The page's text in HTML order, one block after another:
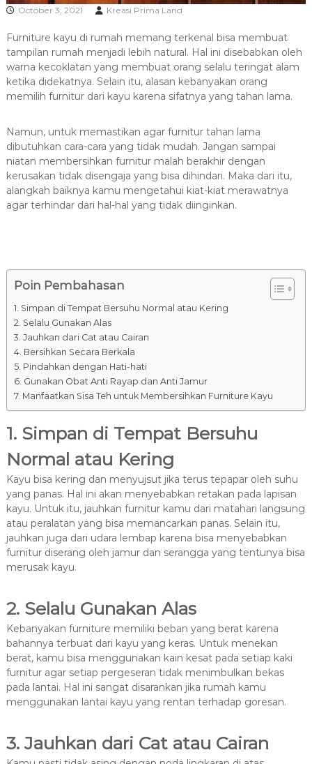
October 3, 2021 Kreasi Prima Land
Furniture kayu di rumah memang terkenal bisa membuat
tampilan rumah menjadi lebih natural. Hal ini disebabkan oleh
warna kecoklatan yang membuat orang selalu teringat alam
ketika didekatnya. Selain itu, alasan kebanyakan orang
memilih furnitur dari kayu karena sifatnya yang tahan lama.
Namun, untuk memastikan agar furnitur tahan lama
dibutuhkan cara-cara yang tidak mudah. Jangan sampai
niatan membersihkan furnitur malah berakhir dengan
kerusakan tidak disengaja yang bisa dihindari. Maka dari itu,
alangkah baiknya kamu mengetahui kiat-kiat merawatnya
agar terhindar dari hal-hal yang tidak diinginkan.
Poin Pembahasan
1. Simpan di Tempat Bersuhu Normal atau Kering
2. Selalu Gunakan Alas
3. Jauhkan dari Cat atau Cairan
4. Bersihkan Secara Berkala
5. Pindahkan dengan Hati-hati
6. Gunakan Obat Anti Rayap dan Anti Jamur
7. Manfaatkan Sisa Teh untuk Membersihkan Furniture Kayu
1. Simpan di Tempat Bersuhu
Normal atau Kering
Kayu bisa kering dan menyujsut jika terus tepapar oleh suhu
yang panas. Hal ini akan menyebabkan retakan pada lapisan
kayu. Untuk itu, jauhkan furnitur kamu dari matahari langsung
atau peralatan yang bisa memancarkan panas. Selain itu,
jauhkan juga dari udara lembap karena bisa menyebabkan
furnitur diserang oleh jamur dan serangga yang tentunya bisa
merusak kayu.
2. Selalu Gunakan Alas
Kebanyakan furniture memiliki beban yang berat karena
bahannya terbuat dari kayu yang keras. Untuk menekan
berat, kamu bisa menggunakan kain kesat pada setiap kaki
furnitur agar setiap pergeseran tidak menimbulkan bekas
pada lantai. Hal ini sangat disarankan jika rumah kamu
menggunakan lantai kayu yang rentan terhadap goresan.
3. Jauhkan dari Cat atau Cairan